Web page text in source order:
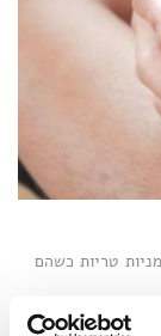
טריות כשהם